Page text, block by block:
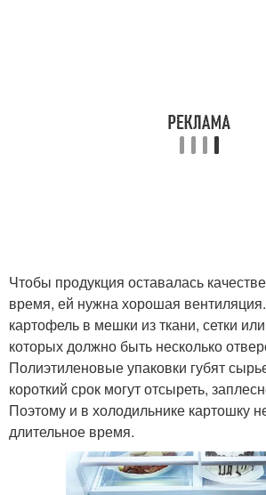
Чтобы продукция оставалась
время, ей нужна хорошая
картофель в мешки из ткани, сетки
которых должно быть несколько
Полиэтиленовые упаковки губят
короткий срок могут отсыреть,
Поэтому и в холодильнике картошку
длительное время.